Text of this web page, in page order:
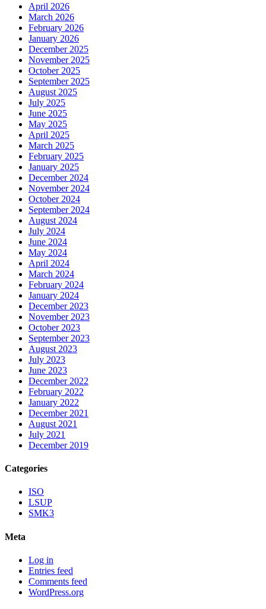
April 2026
March 2026
February 2026
January 2026
December 2025
November 2025
October 2025
September 2025
August 2025
July 2025
June 2025
May 2025
April 2025
March 2025
February 2025
January 2025
December 2024
November 2024
October 2024
September 2024
August 2024
July 2024
June 2024
May 2024
April 2024
March 2024
February 2024
January 2024
December 2023
November 2023
October 2023
September 2023
August 2023
July 2023
June 2023
December 2022
February 2022
January 2022
December 2021
August 2021
July 2021
December 2019
Categories
ISO
LSUP
SMK3
Meta
Log in
Entries feed
Comments feed
WordPress.org